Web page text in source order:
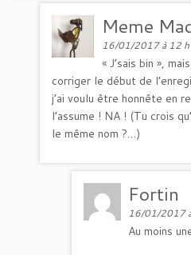
Meme
16/01/2017 à 12 h
« J’sais bin »,
corriger le début de
j’ai voulu être honnête en
l’assume ! NA ! (Tu crois
le même nom ?…)
Fortin
16/01/2017
Au moins